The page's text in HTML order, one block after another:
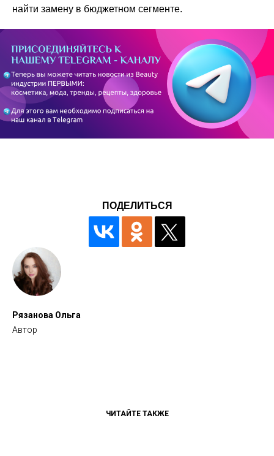
найти замену в бюджетном сегменте.
ПОДЕЛИТЬСЯ
Рязанова Ольга
Автор
ЧИТАЙТЕ ТАКЖЕ